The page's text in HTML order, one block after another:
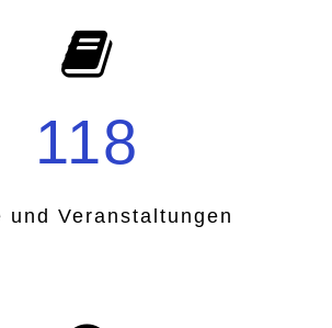
118
und Veranstaltungen